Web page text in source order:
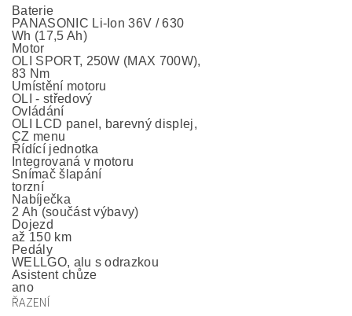
Baterie
PANASONIC Li-Ion 36V / 630
Wh (17,5 Ah)
Motor
OLI SPORT, 250W (MAX 700W),
83 Nm
Umístění motoru
OLI - středový
Ovládání
OLI LCD panel, barevný displej,
CZ menu
Řídící jednotka
Integrovaná v motoru
Snímač šlapání
torzní
Nabíječka
2 Ah (součást výbavy)
Dojezd
až 150 km
Pedály
WELLGO, alu s odrazkou
Asistent chůze
ano
ŘAZENÍ